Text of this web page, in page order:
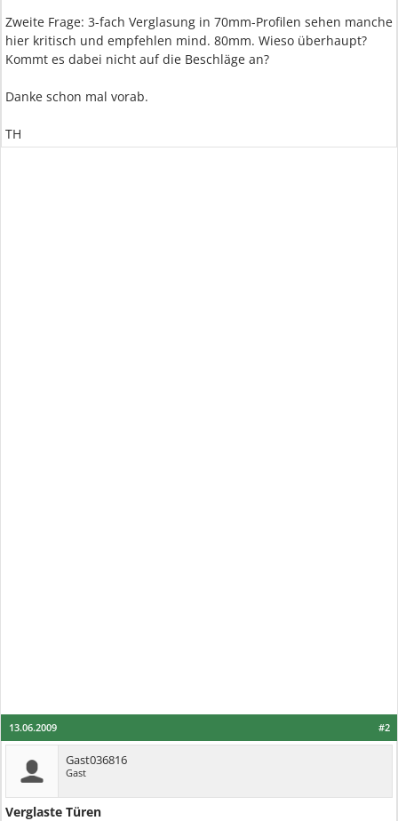
Zweite Frage: 3-fach Verglasung in 70mm-Profilen sehen manche
hier kritisch und empfehlen mind. 80mm. Wieso überhaupt?
Kommt es dabei nicht auf die Beschläge an?
Danke schon mal vorab.
TH
#2
13.06.2009
Gast036816
Gast
Verglaste Türen